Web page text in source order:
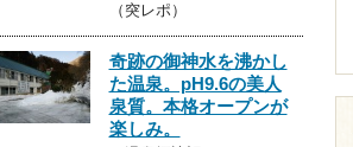
（突レポ）
奇跡の御神水を沸かし
た温泉。pH9.6の美人
泉質。本格オープンが
楽しみ。